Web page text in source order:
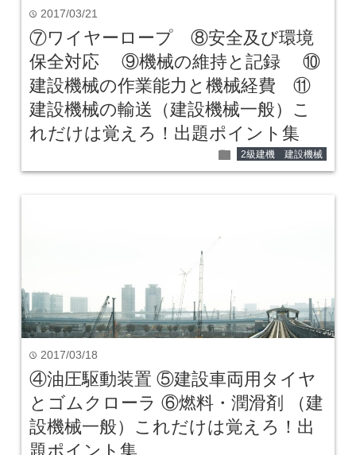
time 2017/03/21
⑦ワイヤーロープ ⑧安全及び環境
保全対応 ⑨機械の維持と記録 ⑩
建設機械の作業能力と機械経費 ⑪
建設機械の輸送（建設機械一般）こ
れだけは覚えろ！出題ポイント集
folder 2級建機 建設機械
time 2017/03/18
④油圧駆動装置 ⑤建設車両用タイヤ
とゴムクローラ ⑥燃料・潤滑剤 （建
設機械一般）これだけは覚えろ！出
題ポイント集